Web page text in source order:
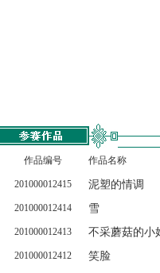
作品编号 作品名称
201000012415 泥塑的情调
201000012414 雪
201000012413 不采蘑菇的小
201000012412 笑脸